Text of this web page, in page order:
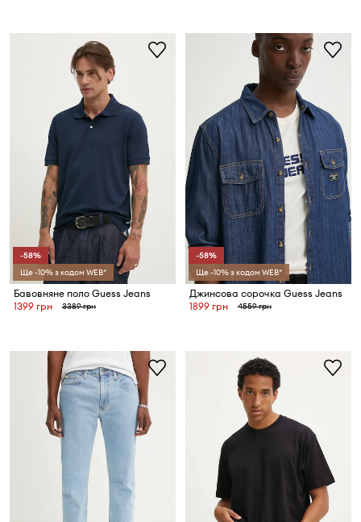
-58%
Ще -10% з кодом WEB*
Бавовняне поло Guess Jeans
1399 грн
3389 грн
-58%
Ще -10% з кодом WEB*
Джинсова сорочка Guess Jeans
1899 грн
4559 грн